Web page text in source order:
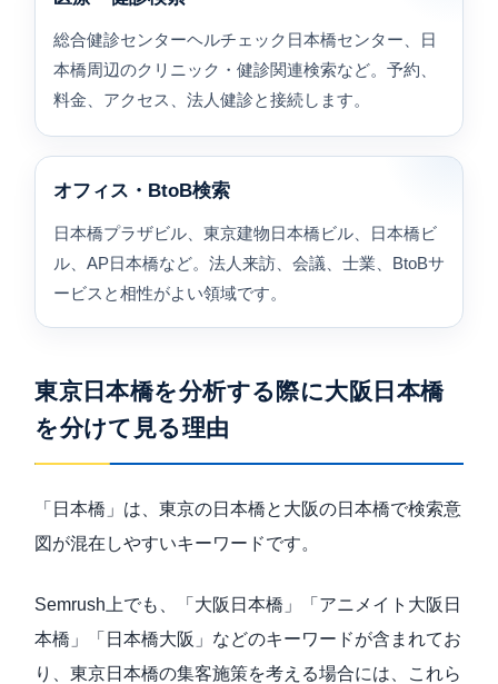
総合健診センターヘルチェック日本橋センター、日
本橋周辺のクリニック・健診関連検索など。予約、
料金、アクセス、法人健診と接続します。
オフィス・BtoB検索
日本橋プラザビル、東京建物日本橋ビル、日本橋ビ
ル、AP日本橋など。法人来訪、会議、士業、BtoBサ
ービスと相性がよい領域です。
東京日本橋を分析する際に大阪日本橋
を分けて見る理由
「日本橋」は、東京の日本橋と大阪の日本橋で検索意
図が混在しやすいキーワードです。
Semrush上でも、「大阪日本橋」「アニメイト大阪日
本橋」「日本橋大阪」などのキーワードが含まれてお
り、東京日本橋の集客施策を考える場合には、これら